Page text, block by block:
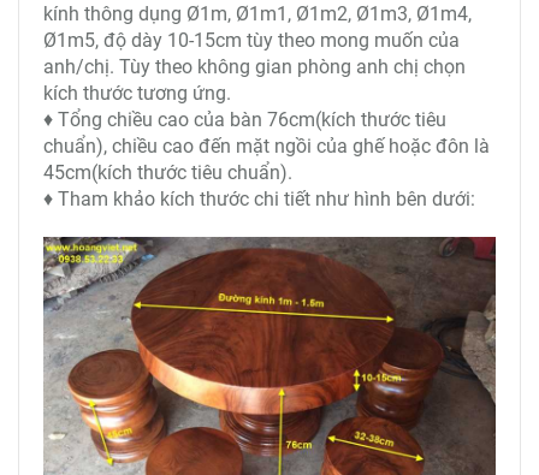
kính thông dụng Ø1m, Ø1m1, Ø1m2, Ø1m3, Ø1m4,
Ø1m5, độ dày 10-15cm tùy theo mong muốn của
anh/chị. Tùy theo không gian phòng anh chị chọn
kích thước tương ứng.
♦ Tổng chiều cao của bàn 76cm(kích thước tiêu
chuẩn), chiều cao đến mặt ngồi của ghế hoặc đôn là
45cm(kích thước tiêu chuẩn).
♦ Tham khảo kích thước chi tiết như hình bên dưới: